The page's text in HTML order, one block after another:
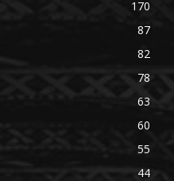
170
87
82
78
63
60
55
44